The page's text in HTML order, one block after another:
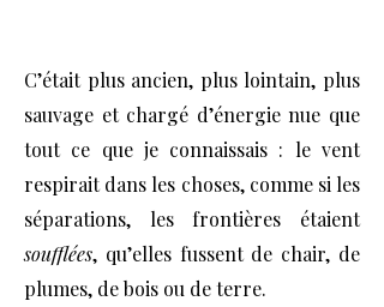
C’était plus ancien, plus lointain, plus
sauvage et chargé d’énergie nue que
tout ce que je connaissais : le vent
respirait dans les choses, comme si les
séparations, les frontières étaient
soufflées, qu’elles fussent de chair, de
plumes, de bois ou de terre.